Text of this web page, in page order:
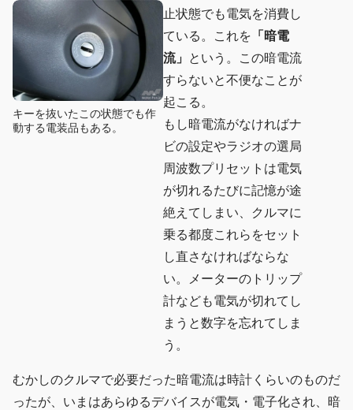
キーを抜いたこの状態でも作
動する電装品もある。
止状態でも電気を消費し
ている。これを 「暗電
流」 という。この暗電流
すらないと不便なことが
起こる。
もし暗電流がなければナ
ビの設定やラジオの選局
周波数プリセットは電気
が切れるたびに記憶が途
絶えてしまい、クルマに
乗る都度これらをセット
し直さなければならな
い。メーターのトリップ
計なども電気が切れてし
まうと数字を忘れてしま
う。
むかしのクルマで必要だった暗電流は時計くらいのものだ
ったが、いまはあらゆるデバイスが電気・電子化され、暗